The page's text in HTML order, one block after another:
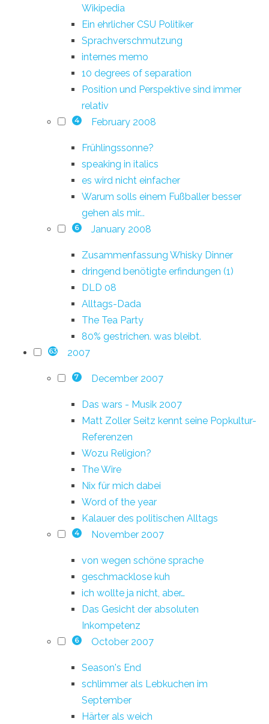
Wikipedia
Ein ehrlicher CSU Politiker
Sprachverschmutzung
internes memo
10 degrees of separation
Position und Perspektive sind immer
relativ
4 February 2008
Frühlingssonne?
speaking in italics
es wird nicht einfacher
Warum solls einem Fußballer besser
gehen als mir...
6 January 2008
Zusammenfassung Whisky Dinner
dringend benötigte erfindungen (1)
DLD 08
Alltags-Dada
The Tea Party
80% gestrichen. was bleibt.
63 2007
7 December 2007
Das wars - Musik 2007
Matt Zoller Seitz kennt seine Popkultur-
Referenzen
Wozu Religion?
The Wire
Nix für mich dabei
Word of the year
Kalauer des politischen Alltags
4 November 2007
von wegen schöne sprache
geschmacklose kuh
ich wollte ja nicht, aber…
Das Gesicht der absoluten
Inkompetenz
6 October 2007
Season's End
schlimmer als Lebkuchen im
September
Härter als weich